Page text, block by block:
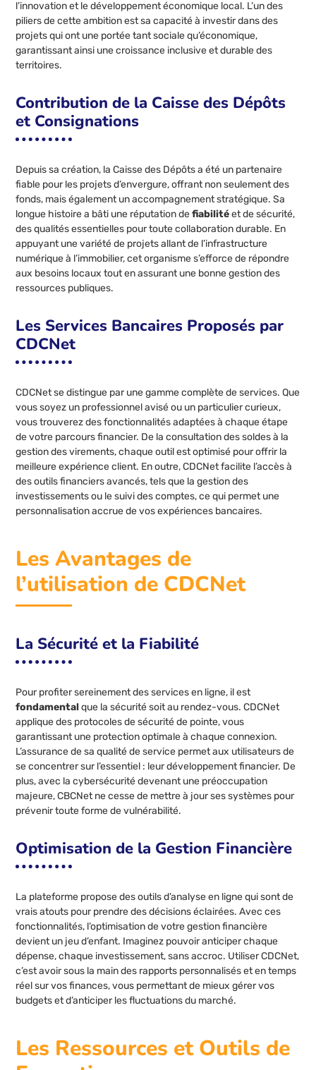
l’innovation et le développement économique local. L’un des
piliers de cette ambition est sa capacité à investir dans des
projets qui ont une portée tant sociale qu’économique,
garantissant ainsi une croissance inclusive et durable des
territoires.
Contribution de la Caisse des Dépôts
et Consignations
Depuis sa création, la Caisse des Dépôts a été un partenaire
fiable pour les projets d’envergure, offrant non seulement des
fonds, mais également un accompagnement stratégique. Sa
longue histoire a bâti une réputation defiabilitéet de sécurité,
des qualités essentielles pour toute collaboration durable. En
appuyant une variété de projets allant de l’infrastructure
numérique à l’immobilier, cet organisme s’efforce de répondre
aux besoins locaux tout en assurant une bonne gestion des
ressources publiques.
Les Services Bancaires Proposés par
CDCNet
CDCNet se distingue par une gamme complète de services. Que
vous soyez un professionnel avisé ou un particulier curieux,
vous trouverez des fonctionnalités adaptées à chaque étape
de votre parcours financier. De la consultation des soldes à la
gestion des virements, chaque outil est optimisé pour offrir la
meilleure expérience client. En outre, CDCNet facilite l’accès à
des outils financiers avancés, tels que la gestion des
investissements ou le suivi des comptes, ce qui permet une
personnalisation accrue de vos expériences bancaires.
Les Avantages de
l’utilisation de CDCNet
La Sécurité et la Fiabilité
Pour profiter sereinement des services en ligne, il est
fondamentalque la sécurité soit au rendez-vous. CDCNet
applique des protocoles de sécurité de pointe, vous
garantissant une protection optimale à chaque connexion.
L’assurance de sa qualité de service permet aux utilisateurs de
se concentrer sur l’essentiel : leur développement financier. De
plus, avec la cybersécurité devenant une préoccupation
majeure, CBCNet ne cesse de mettre à jour ses systèmes pour
prévenir toute forme de vulnérabilité.
Optimisation de la Gestion Financière
La plateforme propose des outils d’analyse en ligne qui sont de
vrais atouts pour prendre des décisions éclairées. Avec ces
fonctionnalités, l’optimisation de votre gestion financière
devient un jeu d’enfant. Imaginez pouvoir anticiper chaque
dépense, chaque investissement, sans accroc. Utiliser CDCNet,
c’est avoir sous la main des rapports personnalisés et en temps
réel sur vos finances, vous permettant de mieux gérer vos
budgets et d’anticiper les fluctuations du marché.
Les Ressources et Outils de